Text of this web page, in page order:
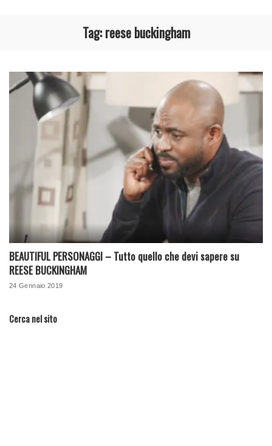
Tag:reese buckingham
BEAUTIFUL PERSONAGGI – Tutto quello che devi sapere su
REESE BUCKINGHAM
24 Gennaio 2019
Cerca nel sito